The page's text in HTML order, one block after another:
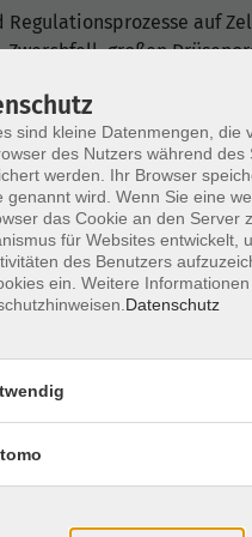
auf
großen
Physiologie,
Prozesse:
vegetative
Punkte, Myotome als
und Elektrotherapie
Arbeitshypothesen,
sind kleine Datenmengen, die
des Nutzers während
werden. Ihr Browser
genannt wird. Wenn Sie eine
das Cookie an den Server
für Websites entwickelt,
des Benutzers
ein. Weitere
Datenschutz